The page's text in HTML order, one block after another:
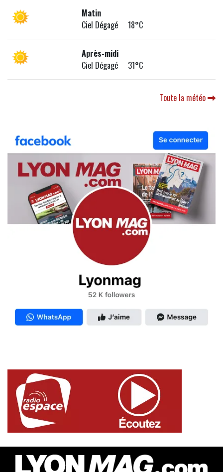
Matin
Ciel Dégagé 18°C
Après-midi
Ciel Dégagé 31°C
Toute la météo